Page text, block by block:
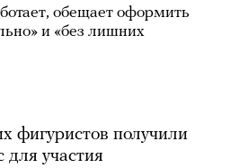
обещает оформить
и «без лишних
фигуристов получили
для участия